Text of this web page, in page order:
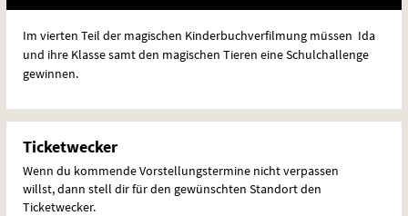
Im vierten Teil der magischen Kinderbuchverfilmung müssen Ida
und ihre Klasse samt den magischen Tieren eine Schulchallenge
gewinnen.
Ticketwecker
Wenn du kommende Vorstellungstermine nicht verpassen
willst, dann stell dir für den gewünschten Standort den
Ticketwecker.